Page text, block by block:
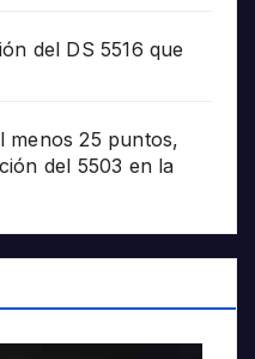
del DS 5516 que
menos 25 puntos,
del 5503 en la